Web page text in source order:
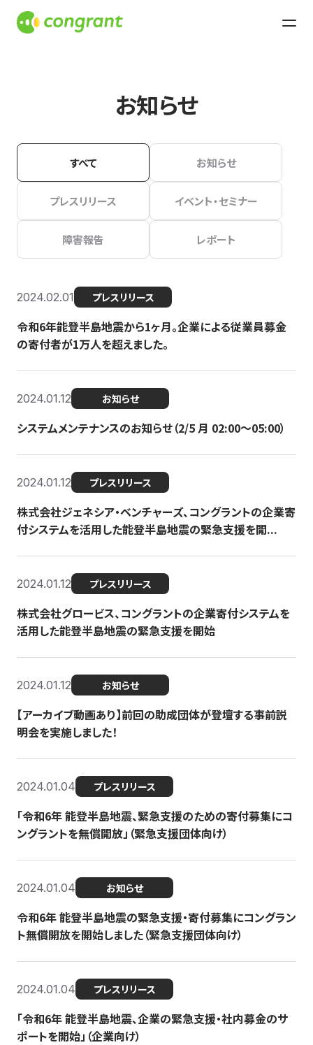
お知らせ
すべて お知らせ
プレスリリース イベント・セミナー
障害報告 レポート
2024.02.01 プレスリリース
令和6年能登半島地震から1ヶ月。企業による従業員募金
の寄付者が1万人を超えました。
2024.01.12 お知らせ
システムメンテナンスのお知らせ（2/5 月 02:00〜05:00）
2024.01.12 プレスリリース
株式会社ジェネシア・ベンチャーズ、コングラントの企業寄
付システムを活用した能登半島地震の緊急支援を開...
2024.01.12 プレスリリース
株式会社グロービス、コングラントの企業寄付システムを
活用した能登半島地震の緊急支援を開始
2024.01.12 お知らせ
【アーカイブ動画あり】前回の助成団体が登壇する事前説
明会を実施しました！
2024.01.04 プレスリリース
「令和6年 能登半島地震、緊急支援のための寄付募集にコ
ングラントを無償開放」（緊急支援団体向け）
2024.01.04 お知らせ
令和6年 能登半島地震の緊急支援・寄付募集にコングラン
ト無償開放を開始しました（緊急支援団体向け）
2024.01.04 プレスリリース
「令和6年 能登半島地震、企業の緊急支援・社内募金のサ
ポートを開始」（企業向け）